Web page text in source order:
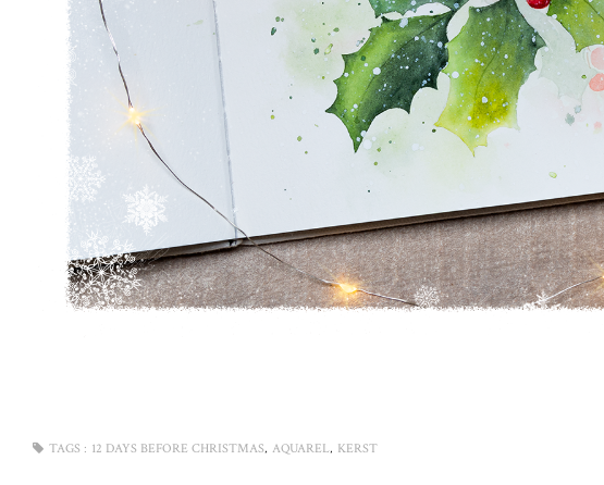
TAGS : 12 DAYS BEFORE CHRISTMAS, AQUAREL, KERST